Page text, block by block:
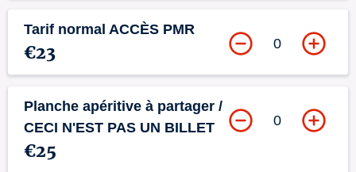
Tarif normal ACCÈS PMR
€23 0
Planche apéritive à partager /
CECI N'EST PAS UN BILLET
€25
0